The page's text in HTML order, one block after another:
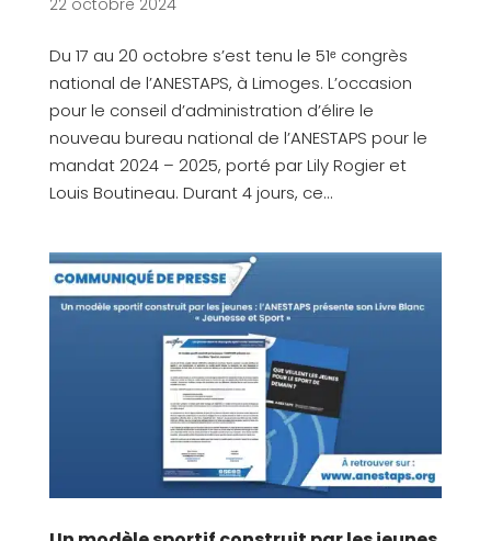
22 octobre 2024
Du 17 au 20 octobre s’est tenu le 51ᵉ congrès
national de l’ANESTAPS, à Limoges. L’occasion
pour le conseil d’administration d’élire le
nouveau bureau national de l’ANESTAPS pour le
mandat 2024 – 2025, porté par Lily Rogier et
Louis Boutineau. Durant 4 jours, ce...